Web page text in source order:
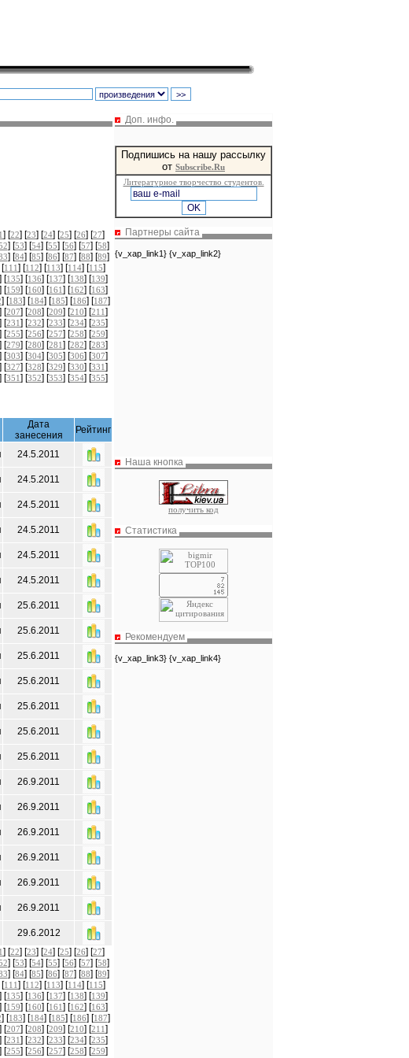
] [22] [23] [24] [25] [26] [27]
] [53] [54] [55] [56] [57] [58]
] [84] [85] [86] [87] [88] [89]
[111] [112] [113] [114] [115]
] [135] [136] [137] [138] [139]
] [159] [160] [161] [162] [163]
] [183] [184] [185] [186] [187]
] [207] [208] [209] [210] [211]
] [231] [232] [233] [234] [235]
] [255] [256] [257] [258] [259]
] [279] [280] [281] [282] [283]
] [303] [304] [305] [306] [307]
] [327] [328] [329] [330] [331]
] [351] [352] [353] [354] [355]
Дата
занесения
Рейтинг
24.5.2011
24.5.2011
24.5.2011
24.5.2011
24.5.2011
24.5.2011
25.6.2011
25.6.2011
25.6.2011
25.6.2011
25.6.2011
25.6.2011
25.6.2011
26.9.2011
26.9.2011
26.9.2011
26.9.2011
26.9.2011
26.9.2011
29.6.2012
] [22] [23] [24] [25] [26] [27]
] [53] [54] [55] [56] [57] [58]
] [84] [85] [86] [87] [88] [89]
[111] [112] [113] [114] [115]
] [135] [136] [137] [138] [139]
] [159] [160] [161] [162] [163]
] [183] [184] [185] [186] [187]
] [207] [208] [209] [210] [211]
] [231] [232] [233] [234] [235]
] [255] [256] [257] [258] [259]
Доп. инфо.
Подпишись на нашу рассылку
от Subscribe.Ru
Литературное творчество студентов.
Партнеры сайта
{v_xap_link1} {v_xap_link2}
Наша кнопка
получить код
Статистика
Рекомендуем
{v_xap_link3} {v_xap_link4}